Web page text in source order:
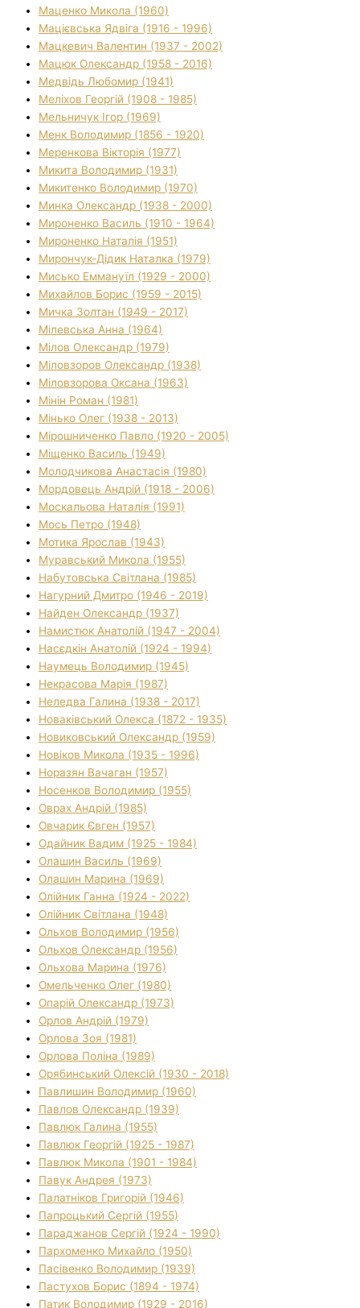
Маценко Микола (1960)
Мацієвська Ядвіга (1916 - 1996)
Мацкевич Валентин (1937 - 2002)
Мацюк Олександр (1958 - 2016)
Медвідь Любомир (1941)
Меліхов Георгій (1908 - 1985)
Мельничук Ігор (1969)
Менк Володимир (1856 - 1920)
Меренкова Вікторія (1977)
Микита Володимир (1931)
Микитенко Володимир (1970)
Минка Олександр (1938 - 2000)
Мироненко Василь (1910 - 1964)
Мироненко Наталія (1951)
Мирончук-Дідик Наталка (1979)
Мисько Еммануїл (1929 - 2000)
Михайлов Борис (1959 - 2015)
Мичка Золтан (1949 - 2017)
Мілевська Анна (1964)
Мілов Олександр (1979)
Міловзоров Олександр (1938)
Міловзорова Оксана (1963)
Мінін Роман (1981)
Мінько Олег (1938 - 2013)
Мірошниченко Павло (1920 - 2005)
Міщенко Василь (1949)
Молодчикова Анастасія (1980)
Мордовець Андрій (1918 - 2006)
Москальова Наталія (1991)
Мось Петро (1948)
Мотика Ярослав (1943)
Муравський Микола (1955)
Набутовська Світлана (1985)
Нагурний Дмитро (1946 - 2019)
Найден Олександр (1937)
Намистюк Анатолій (1947 - 2004)
Насєдкін Анатолій (1924 - 1994)
Наумець Володимир (1945)
Некрасова Марія (1987)
Неледва Галина (1938 - 2017)
Новаківський Олекса (1872 - 1935)
Новиковський Олександр (1959)
Новіков Микола (1935 - 1996)
Норазян Вачаган (1957)
Носенков Володимир (1955)
Оврах Андрій (1985)
Овчарик Євген (1957)
Одайник Вадим (1925 - 1984)
Олашин Василь (1969)
Олашин Марина (1969)
Олійник Ганна (1924 - 2022)
Олійник Світлана (1948)
Ольхов Володимир (1956)
Ольхов Олександр (1956)
Ольхова Марина (1976)
Омельченко Олег (1980)
Опарій Олександр (1973)
Орлов Андрій (1979)
Орлова Зоя (1981)
Орлова Поліна (1989)
Орябинський Олексій (1930 - 2018)
Павлишин Володимир (1960)
Павлов Олександр (1939)
Павлюк Галина (1955)
Павлюк Георгій (1925 - 1987)
Павлюк Микола (1901 - 1984)
Павук Андрея (1973)
Палатніков Григорій (1946)
Папроцький Сергій (1955)
Параджанов Сергій (1924 - 1990)
Пархоменко Михайло (1950)
Пасівенко Володимир (1939)
Пастухов Борис (1894 - 1974)
Патик Володимир (1929 - 2016)